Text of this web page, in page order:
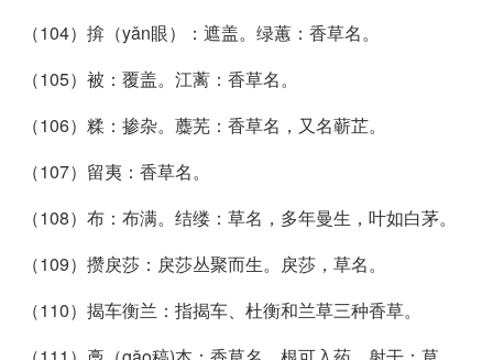
（104）揜（yǎn眼）：遮盖。绿蕙：香草名。
（105）被：覆盖。江蓠：香草名。
（106）糅：掺杂。蘪芜：香草名，又名蕲芷。
（107）留夷：香草名。
（108）布：布满。结缕：草名，多年曼生，叶如白茅。
（109）攒戾莎：戾莎丛聚而生。戾莎，草名。
（110）揭车衡兰：指揭车、杜衡和兰草三种香草。